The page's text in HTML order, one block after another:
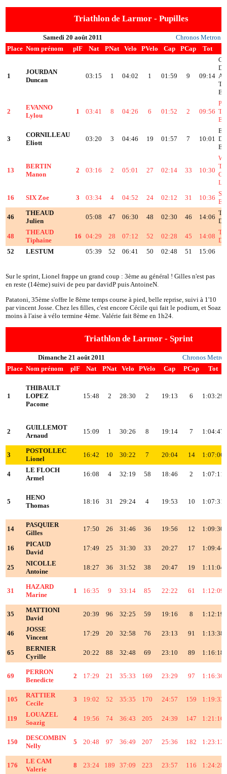
Triathlon de Larmor - Pupilles
Samedi 20 août 2011
Chronos Metron
Place Nom prénom plF Nat PNat Velo PVelo Cap PCap Tot
1
JOURDAN
Duncan
03:15 1 04:02 1 01:59 9 09:14
2
EVANNO
Lylou
1 03:41 8 04:26 6 01:52 2 09:56
3
CORNILLEAU
Eliott
03:20 3 04:46 19 01:57 7 10:01
13
BERTIN
Manon
2 03:16 2 05:01 27 02:14 33 10:30
16 SIX Zoe 3 03:34 4 04:52 24 02:12 31 10:36
46
THEAUD
Julien
05:08 47 06:30 48 02:30 46 14:06
48
THEAUD
Tiphaine
16 04:29 28 07:12 52 02:28 45 14:08
52
LESTUM 05:39 52 06:41 50 02:48 51 15:06
Sur le sprint, Lionel frappe un grand coup : 3ème au général ! Gilles n'est pas
en reste (14ème) suivi de peu par davidP puis AntoineN.
Patatoni, 35ème s'offre le 8ème temps course à pied, belle reprise, suivi à 1'10
par vincent Josse. Chez les filles, c'est encore Cécile qui fait le podium, et Soaz
moins à l'aise à vélo termine 4ème. Valérie fait 8ème en 1h24.
Triathlon de Larmor - Sprint
Dimanche 21 août 2011
Chronos Metron
Place Nom prénom plF Nat PNat Velo PVelo Cap PCap Tot
1
THIBAULT
LOPEZ
Pacome
15:48 2 28:30 2 19:13 6 1:03:29
2
GUILLEMOT
Arnaud
15:09 1 30:26 8 19:14 7 1:04:47
3
POSTOLLEC
Lionel
16:42 10 30:22 7 20:04 14 1:07:06
4
LE FLOCH
Armel
16:08 4 32:19 58 18:46 2 1:07:11
5
HENO
Thomas
18:16 31 29:24 4 19:53 10 1:07:31
14
PASQUIER
Gilles
17:50 26 31:46 36 19:56 12 1:09:30
16
PICAUD
David
17:49 25 31:30 33 20:27 17 1:09:44
25
NICOLLE
Antoine
18:27 36 31:52 38 20:47 19 1:11:04
31
HAZARD
Marine
1 16:35 9 33:14 85 22:22 61 1:12:09
35
MATTIONI
David
20:39 96 32:25 59 19:16 8 1:12:19
46
JOSSE
Vincent
17:29 20 32:58 76 23:13 91 1:13:38
65
BERNIER
Cyrille
20:22 88 32:48 69 23:10 89 1:16:18
69
PERRON
Benedicte
2 17:29 21 35:33 169 23:29 97 1:16:30
105
RATTIER
Cecile
3 19:02 52 35:35 170 24:57 159 1:19:33
119
LOUAZEL
Soazig
4 19:56 74 36:43 205 24:39 147 1:21:16
150
DESCOMBIN
Nelly
5 20:48 97 36:49 207 25:36 182 1:23:12
176
LE CAM
Valerie
8 23:24 189 37:09 223 23:57 116 1:24:28